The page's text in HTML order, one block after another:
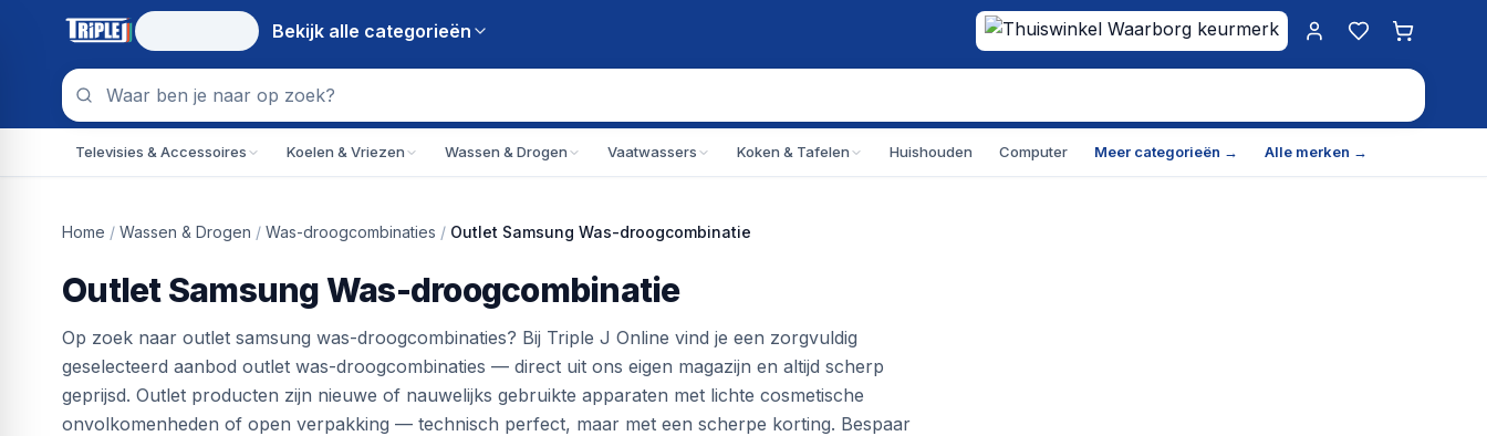
Bekijk alle categorieën
Mijn account
Favorieten
Televisies & Accessoires Koelen & Vriezen Wassen & Drogen Vaatwassers Koken & Tafelen Huishouden Computer Meer categorieën → Alle merken →
Home / Wassen & Drogen / Was-droogcombinaties / Outlet Samsung Was-droogcombinatie
Outlet Samsung Was-droogcombinatie
Op zoek naar outlet samsung was-droogcombinaties? Bij Triple J Online vind je een zorgvuldig
geselecteerd aanbod outlet was-droogcombinaties — direct uit ons eigen magazijn en altijd scherp
geprijsd. Outlet producten zijn nieuwe of nauwelijks gebruikte apparaten met lichte cosmetische
onvolkomenheden of open verpakking — technisch perfect, maar met een scherpe korting. Bespaar